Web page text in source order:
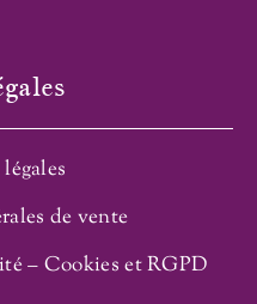
de vente
– Cookies et RGPD